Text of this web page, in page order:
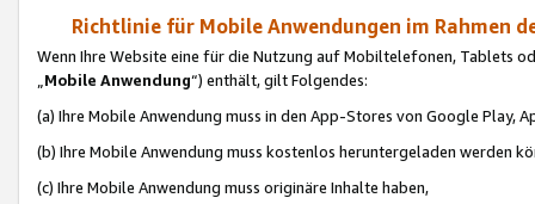
Richtlinie für Mobile Anwendungen im Rahmen
Wenn Ihre Website eine für die Nutzung auf Mobiltelefonen, Tablets
„Mobile Anwendung“) enthält, gilt Folgendes:
(a) Ihre Mobile Anwendung muss in den App-Stores von Google Play,
(b) Ihre Mobile Anwendung muss kostenlos heruntergeladen werden
(c) Ihre Mobile Anwendung muss originäre Inhalte haben,